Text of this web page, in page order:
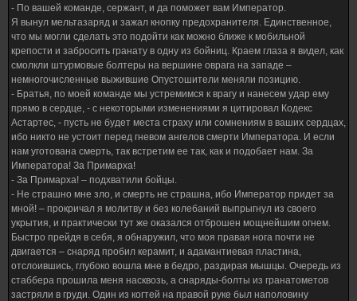
- По вашей команде, сержант, и да поможет вам Император.
Я вынул мельтазаряд и зажал кнопку предохранителя. Единственное,
что мы могли сделать это подойти как можно ближе к мобильной
крепости и забросить гранату в одну из бойниц. Краем глаза я видел, как
смолкли штурмовые болтеры на вершине оврага на западе –
немногочисленные выжившие Опустошители меняли позицию.
- Братья, по моей команде мы устремимся к врагу и нанесем удар ему
прямо в сердце, - с некоторыми изменениями я цитировал Кодекс
Астартес, - пусть не будет места страху или сомнениям в ваших сердцах,
ибо никто не устоит перед гневом ангелов смерти Императора. И если
нам уготована смерть, так встретим ее так, как и подобает нам. За
Императора! За Примарха!
- За Примарха! – подхватили бойцы.
- Не страшно мне зло, и смерть не страшна, ибо Император придет за
мной! – прокричал я молитву и без колебаний выпрыгнул из своего
укрытия, и практически тут же оказался отброшен мощнейшим огнем.
Быстро прейдя в себя, я обнаружил, что моя правая нога почти не
двигается – снаряд пробил керамит, и адамантиевая пластина,
отслоившись, глубоко вошла мне в бедро, раздирая мышцы. Очередь из
стаббера прошила меня насквозь, а снаряды-болты из гранатометов
застряли в груди. Один из когтей на правой руке был наполовину